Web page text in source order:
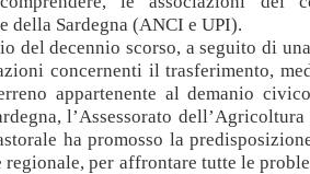
della Sardegna (ANCI e UPI).
del decennio scorso, a seguito di
concernenti il trasferimento,
appartenente al demanio
l’Assessorato
ha promosso la
regionale, per affrontare tutte le